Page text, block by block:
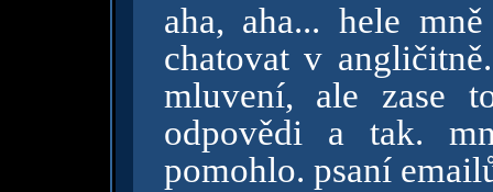
aha, aha... hele
chatovat v
mluvení, ale zase
odpovědi a tak.
pomohlo. psaní